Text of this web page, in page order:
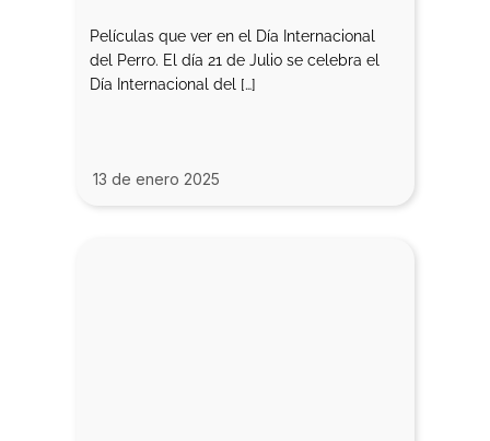
Películas que ver en el Día Internacional
del Perro. El día 21 de Julio se celebra el
Día Internacional del […]
13 de enero 2025